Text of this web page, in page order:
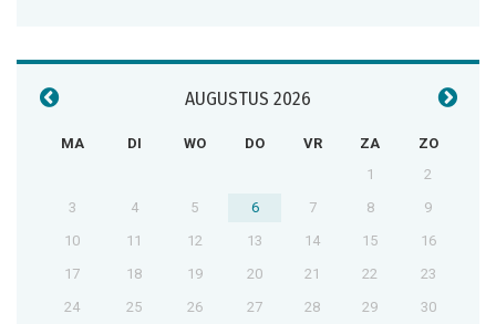
AUGUSTUS 2026
MA DI WO DO VR ZA
ZO
1
2
3
4 5 6 7 8
9
10
11 12 13 14 15
16
17
18 19 20 21 22
23
24
25 26 27 28 29
30